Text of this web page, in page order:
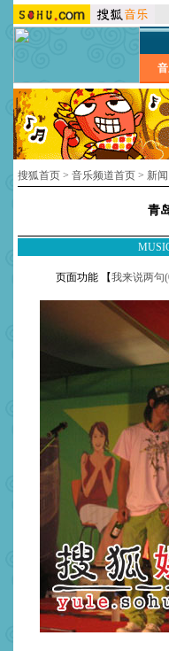
搜狐首页 > 音乐频道首页 > 新闻
青
页面功能 【我来说两句(